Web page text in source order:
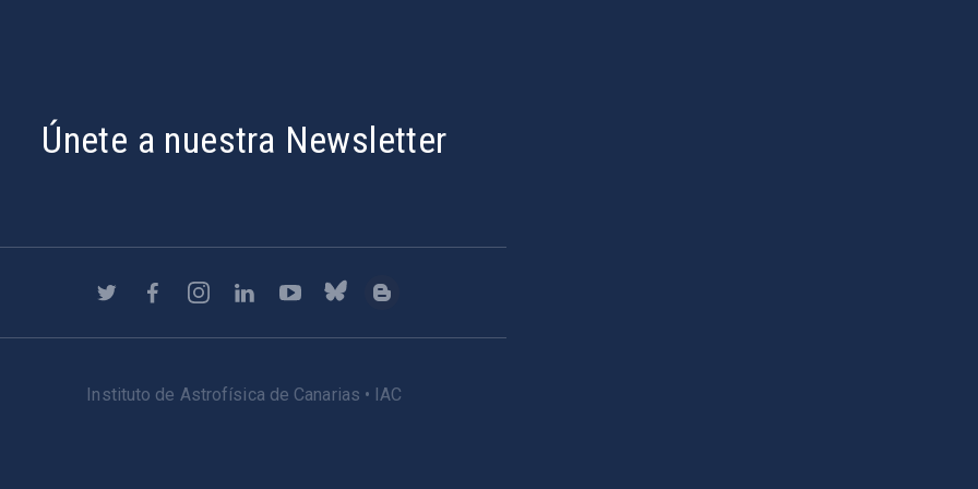
Únete a nuestra Newsletter
Instituto de Astrofísica de Canarias • IAC